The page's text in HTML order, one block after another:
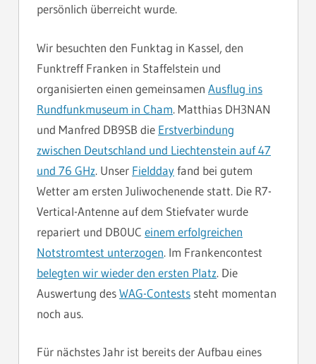
persönlich überreicht wurde.
Wir besuchten den Funktag in Kassel, den
Funktreff Franken in Staffelstein und
organisierten einen gemeinsamen Ausflug ins
Rundfunkmuseum in Cham. Matthias DH3NAN
und Manfred DB9SB die Erstverbindung
zwischen Deutschland und Liechtenstein auf 47
und 76 GHz. Unser Fielddayfand bei gutem
Wetter am ersten Juliwochenende statt. Die R7-
Vertical-Antenne auf dem Stiefvater wurde
repariert und DB0UC einem erfolgreichen
Notstromtest unterzogen. Im Frankencontest
belegten wir wieder den ersten Platz. Die
Auswertung desWAG-Contests steht momentan
noch aus.
Für nächstes Jahr ist bereits der Aufbau eines